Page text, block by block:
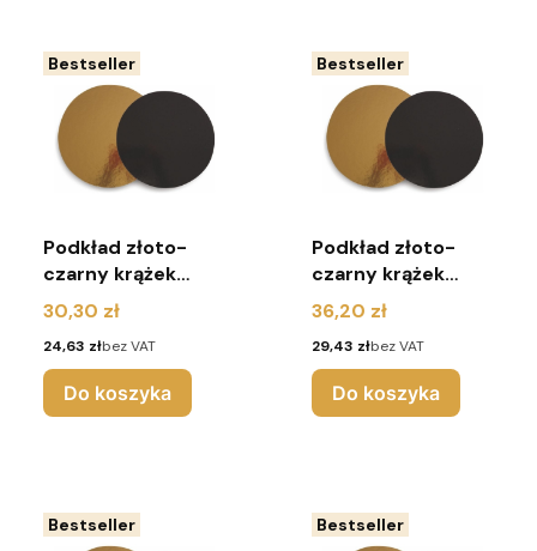
Bestseller
Podkład złoto-
czarny krążek
2400G r.24
(pakiet 10 sztuk)
Cena
30,30 zł
Cena
24,63 złbez VAT
Do koszyka
Bestseller
Podkład złoto-
czarny krążek
2400G r.26
(pakiet 10 sztuk)
Cena
36,20 zł
Cena
29,43 złbez VAT
Do koszyka
Bestseller Bestseller